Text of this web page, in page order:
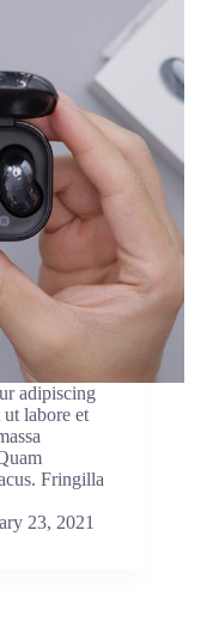
adipiscing
labore et
Fringilla
23, 2021